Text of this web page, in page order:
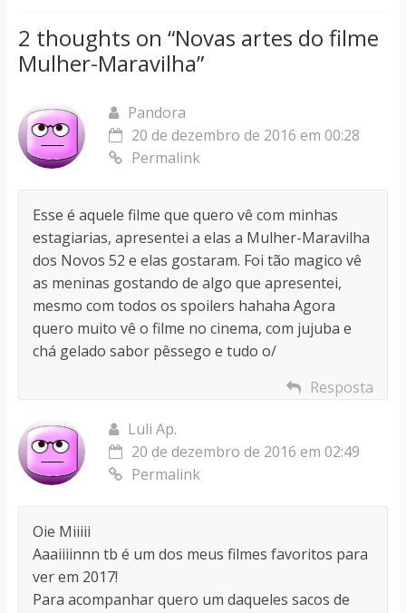
2 thoughts on “Novas artes do filme
Mulher-Maravilha”
Pandora
20 de dezembro de 2016 em 00:28
Permalink
Esse é aquele filme que quero vê com minhas
estagiarias, apresentei a elas a Mulher-Maravilha
dos Novos 52 e elas gostaram. Foi tão magico vê
as meninas gostando de algo que apresentei,
mesmo com todos os spoilers hahaha Agora
quero muito vê o filme no cinema, com jujuba e
chá gelado sabor pêssego e tudo o/
Resposta
Luli Ap.
20 de dezembro de 2016 em 02:49
Permalink
Oie Miiiii
Aaaiiiinnn tb é um dos meus filmes favoritos para
ver em 2017!
Para acompanhar quero um daqueles sacos de